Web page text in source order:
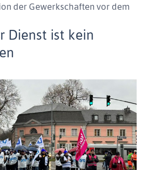
der Gewerkschaften vor dem
Dienst ist kein